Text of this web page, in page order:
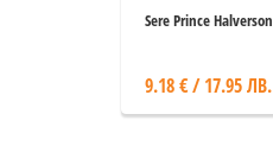
Sere Prince Halverson
9.18 € / 17.95 ЛВ.